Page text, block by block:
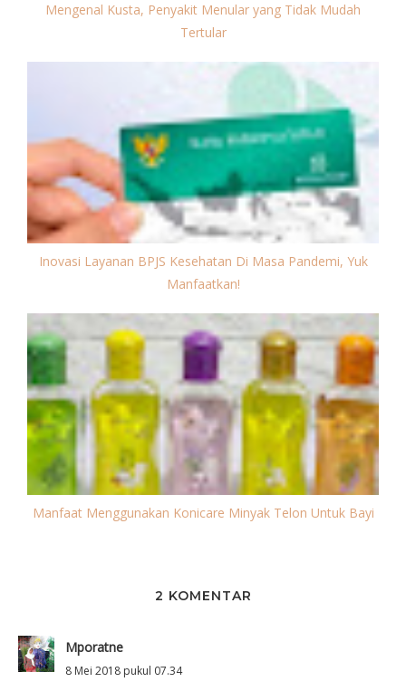
Mengenal Kusta, Penyakit Menular yang Tidak Mudah
Tertular
Inovasi Layanan BPJS Kesehatan Di Masa Pandemi, Yuk
Manfaatkan!
Manfaat Menggunakan Konicare Minyak Telon Untuk Bayi
2 KOMENTAR
Mporatne
8 Mei 2018 pukul 07.34